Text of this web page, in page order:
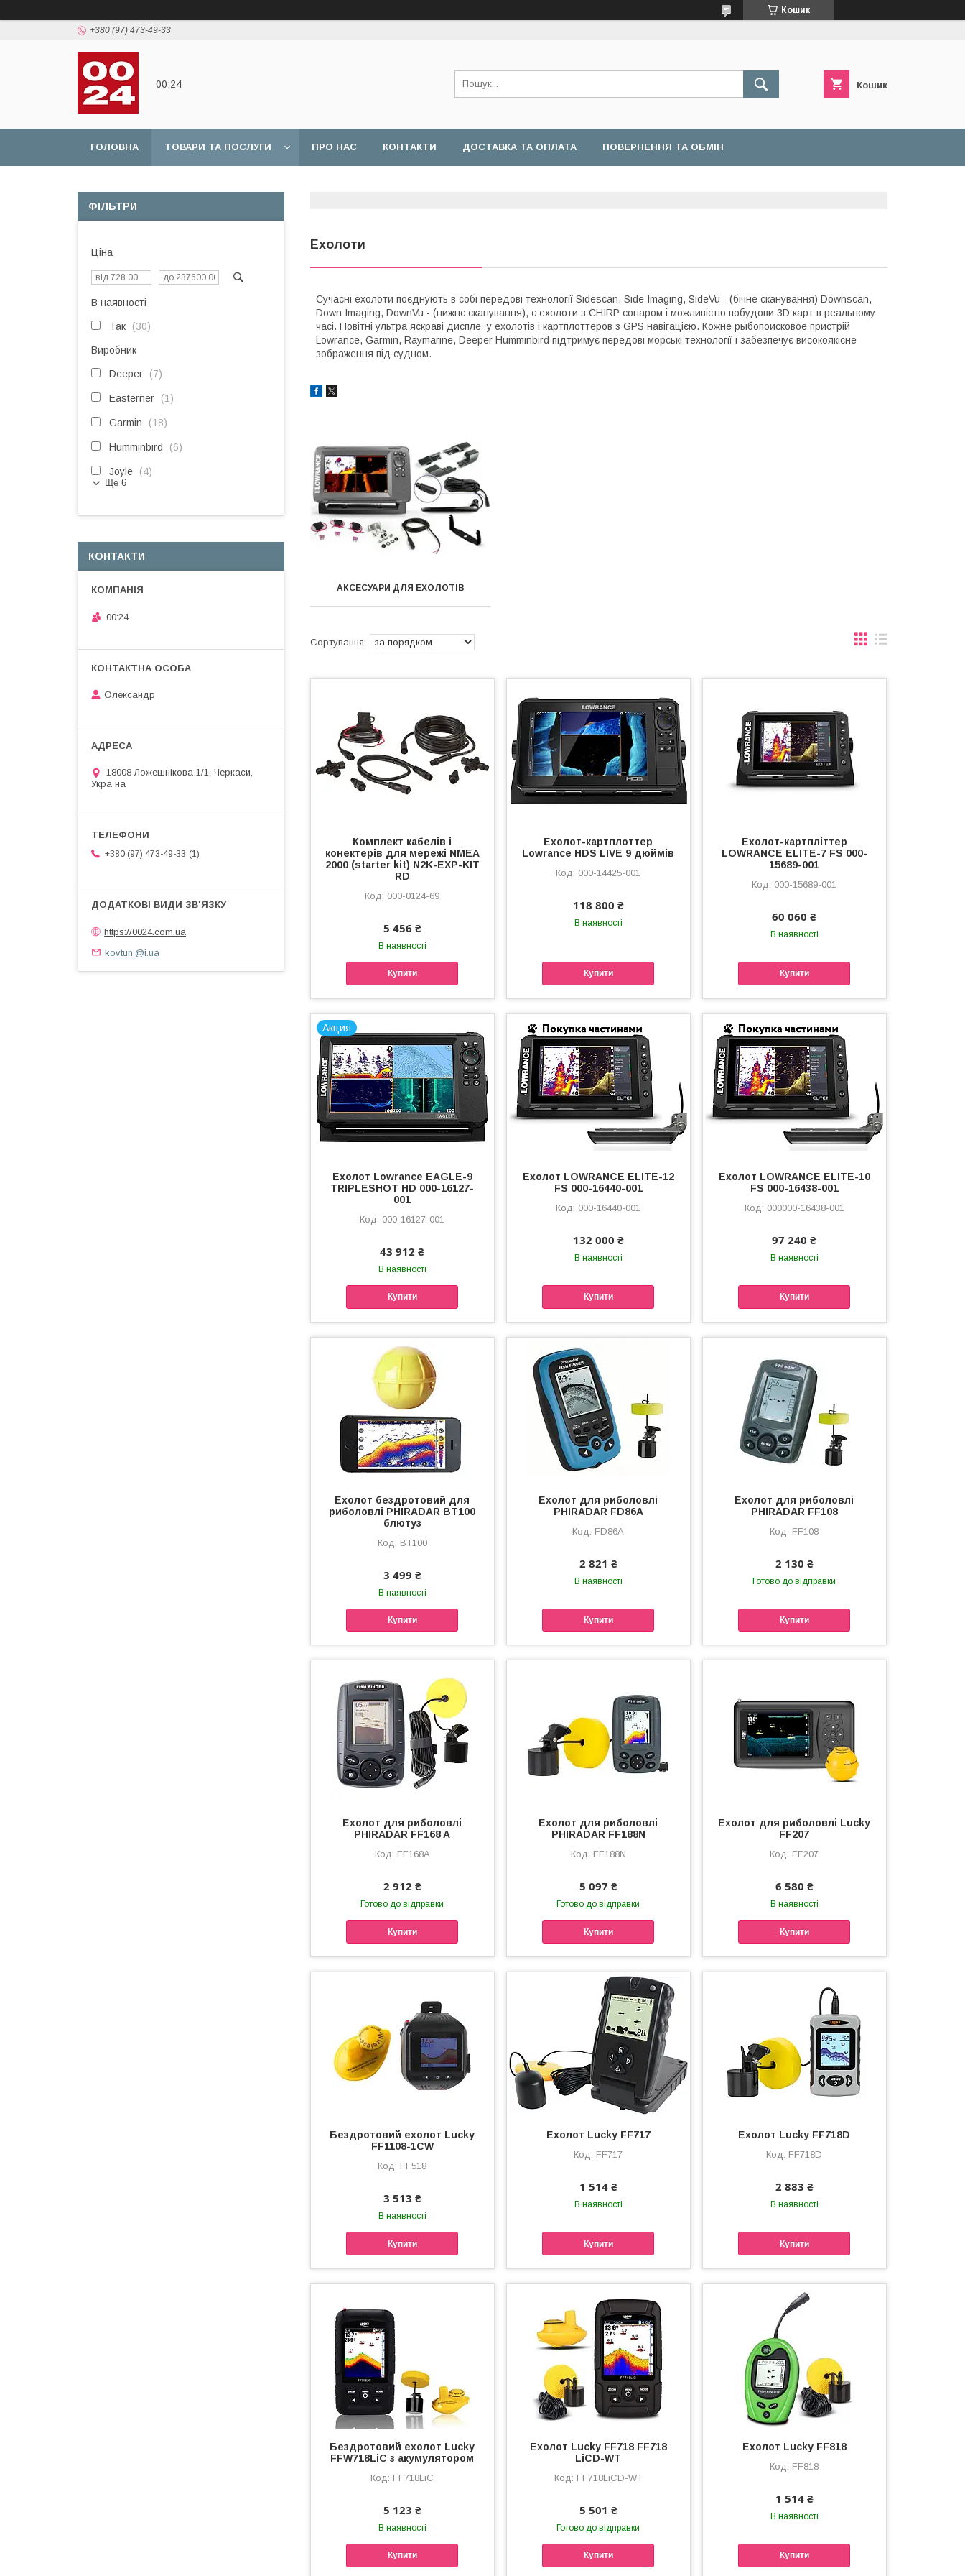
Кошик
+380 (97) 473-49-33
00:24 Кошик
ГОЛОВНА ТОВАРИ ТА ПОСЛУГИ ПРО НАС КОНТАКТИ ДОСТАВКА ТА ОПЛАТА ПОВЕРНЕННЯ ТА ОБМІН
Ехолоти
Сучасні ехолоти поєднують в собі передові технології Sidescan, Side Imaging, SideVu - (бічне сканування) Downscan,
Down Imaging, DownVu - (нижнє сканування), є ехолоти з CHIRP сонаром і можливістю побудови 3D карт в реальному
часі. Новітні ультра яскраві дисплеї у ехолотів і картплоттеров з GPS навігацією. Кожне рыбопоисковое пристрій
Lowrance, Garmin, Raymarine, Deeper Humminbird підтримує передові морські технології і забезпечує високоякісне
зображення під судном.
АКСЕСУАРИ ДЛЯ ЕХОЛОТІВ
Комплект кабелів і
конектерів для мережі NMEA
2000 (starter kit) N2K-EXP-KIT
RD
000-0124-69
5 456 ₴
В наявності
Купити
Ехолот-картплоттер
Lowrance HDS LIVE 9 дюймів
000-14425-001
118 800 ₴
В наявності
Купити
Ехолот-картпліттер
LOWRANCE ELITE-7 FS 000-
15689-001
000-15689-001
60 060 ₴
В наявності
Купити
Акция
Ехолот Lowrance EAGLE-9
TRIPLESHOT HD 000-16127-
001
000-16127-001
43 912 ₴
В наявності
Купити
Ехолот LOWRANCE ELITE-12
FS 000-16440-001
000-16440-001
132 000 ₴
В наявності
Купити
Ехолот LOWRANCE ELITE-10
FS 000-16438-001
000000-16438-001
97 240 ₴
В наявності
Купити
Ехолот бездротовий для
риболовлі PHIRADAR BT100
блютуз
BT100
3 499 ₴
В наявності
Купити
Ехолот для риболовлі
PHIRADAR FD86A
FD86A
2 821 ₴
В наявності
Купити
Ехолот для риболовлі
PHIRADAR FF108
FF108
2 130 ₴
Готово до відправки
Купити
Ехолот для риболовлі
PHIRADAR FF168 A
FF168A
2 912 ₴
Готово до відправки
Купити
Ехолот для риболовлі
PHIRADAR FF188N
FF188N
5 097 ₴
Готово до відправки
Купити
Ехолот для риболовлі Lucky
FF207
FF207
6 580 ₴
В наявності
Купити
Бездротовий ехолот Lucky
FF1108-1CW
FF518
3 513 ₴
В наявності
Купити
Ехолот Lucky FF717
FF717
1 514 ₴
В наявності
Купити
Ехолот Lucky FF718D
FF718D
2 883 ₴
В наявності
Купити
Бездротовий ехолот Lucky
FFW718LiC з акумулятором
FF718LiC
5 123 ₴
В наявності
Купити
Ехолот Lucky FF718 FF718
LiCD-WT
FF718LiCD-WT
5 501 ₴
Готово до відправки
Купити
Ехолот Lucky FF818
FF818
1 514 ₴
В наявності
Купити
ФІЛЬТРИ
Ціна
В наявності
Так 30
Виробник
Deeper 7
Easterner 1
Garmin 18
Humminbird 6
Joyle 4
Ще 6
КОНТАКТИ
00:24
Олександр
18008 Ложешнікова 1/1, Черкаси,
Україна
+380 (97) 473-49-33 1
https://0024.com.ua
kovtun.@i.ua